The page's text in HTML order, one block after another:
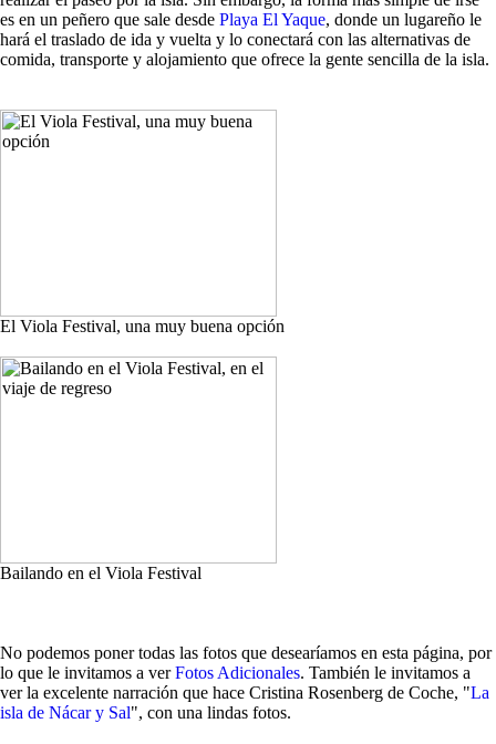
es en un peñero que sale desde Playa El Yaque, donde un lugareño le
hará el traslado de ida y vuelta y lo conectará con las alternativas de
comida, transporte y alojamiento que ofrece la gente sencilla de la isla.
El Viola Festival, una muy buena opción
Bailando en el Viola Festival
No podemos poner todas las fotos que desearíamos en esta página, por
lo que le invitamos a verFotos Adicionales. También le invitamos a
ver la excelente narración que hace Cristina Rosenberg de Coche, "La
isla de Nácar y Sal", con una lindas fotos.